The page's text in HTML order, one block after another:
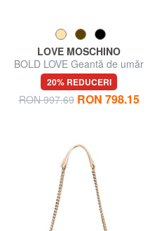
LOVE MOSCHINO
BOLD LOVE Geantă de umăr
20% REDUCERI
RON 997.69 RON 798.15